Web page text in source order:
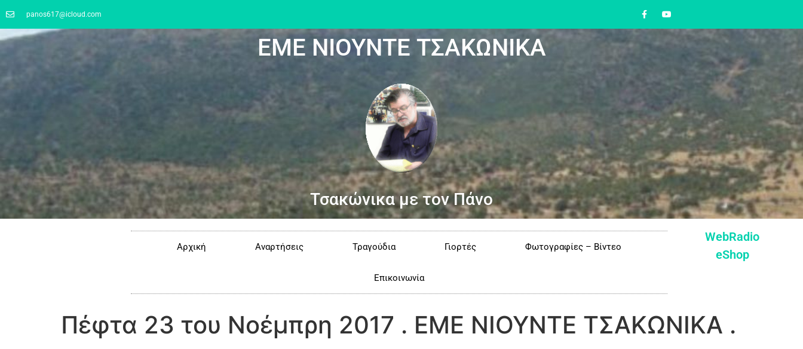
panos617@icloud.com
ΕΜΕ ΝΙΟΥΝΤΕ ΤΣΑΚΩΝΙΚΑ
Τσακώνικα με τον Πάνο
Αρχική Αναρτήσεις Τραγούδια Γιορτές Φωτογραφίες – Βίντεο
Επικοινωνία
WebRadio
eShop
Πέφτα 23 του Νοέμπρη 2017 . ΕΜΕ ΝΙΟΥΝΤΕ ΤΣΑΚΩΝΙΚΑ .